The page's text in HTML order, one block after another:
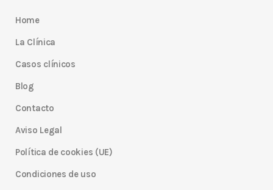
Home
La Clínica
Casos clínicos
Blog
Contacto
Aviso Legal
Política de cookies (UE)
Condiciones de uso